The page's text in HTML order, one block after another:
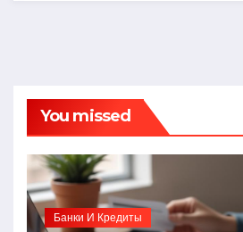
You missed
Банки И Кредиты